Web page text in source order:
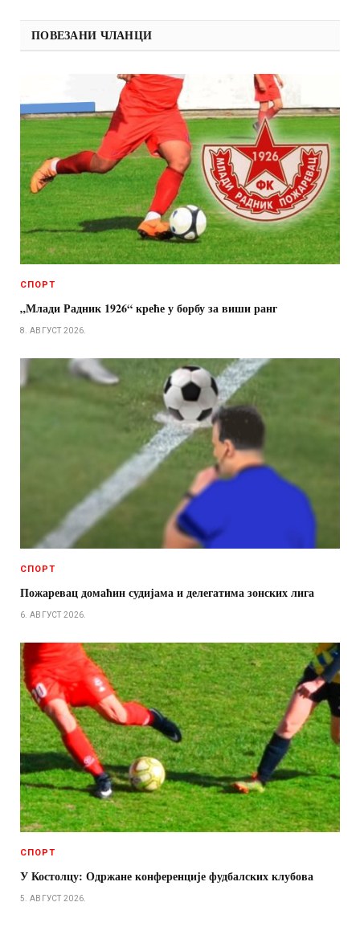
ПОВЕЗАНИ ЧЛАНЦИ
СПОРТ
„Млади Радник 1926“ креће у борбу за виши ранг
8. АВГУСТ 2026.
СПОРТ
Пожаревац домаћин судијама и делегатима зонских лига
6. АВГУСТ 2026.
СПОРТ
У Костолцу: Одржане конференције фудбалских клубова
5. АВГУСТ 2026.